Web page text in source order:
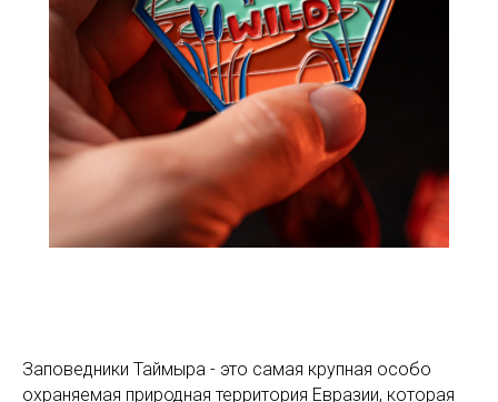
Заповедники Таймыра - это самая крупная особо
охраняемая природная территория Евразии, которая